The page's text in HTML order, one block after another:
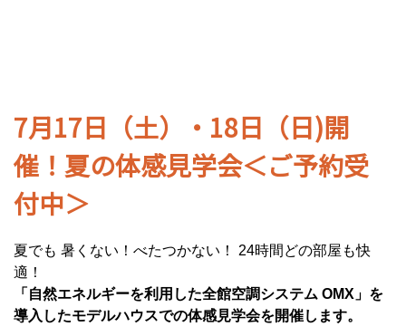
7月17日（土）・18日（日)開
催！夏の体感見学会＜ご予約受
付中＞
夏でも 暑くない！べたつかない！ 24時間どの部屋も快
適！
「自然エネルギーを利用した全館空調システム OMX」を
導入したモデルハウスでの体感見学会を開催します。